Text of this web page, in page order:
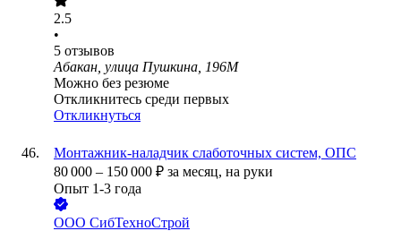
2.5
•
5 отзывов
Абакан, улица Пушкина, 196М
Можно без резюме
Откликнитесь среди первых
Откликнуться
Монтажник-наладчик слаботочных систем, ОПС
80 000 – 150 000 ₽ за месяц, на руки
Опыт 1-3 года
ООО СибТехноСтрой